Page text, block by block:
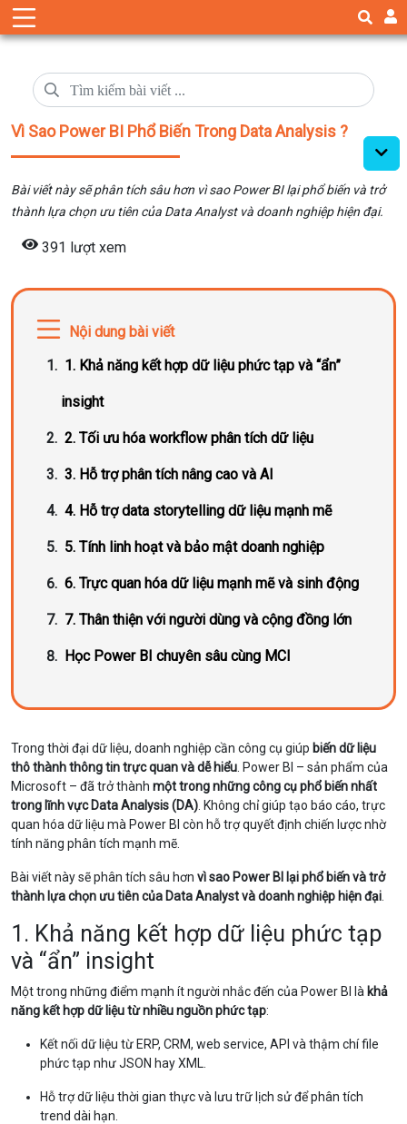
Vì Sao Power BI Phổ Biến Trong Data Analysis ?
Bài viết này sẽ phân tích sâu hơn vì sao Power BI lại phổ biến và trở
thành lựa chọn ưu tiên của Data Analyst và doanh nghiệp hiện đại.
391 lượt xem
Nội dung bài viết
1. Khả năng kết hợp dữ liệu phức tạp và “ẩn”
insight
2. Tối ưu hóa workflow phân tích dữ liệu
3. Hỗ trợ phân tích nâng cao và AI
4. Hỗ trợ data storytelling dữ liệu mạnh mẽ
5. Tính linh hoạt và bảo mật doanh nghiệp
6. Trực quan hóa dữ liệu mạnh mẽ và sinh động
7. Thân thiện với người dùng và cộng đồng lớn
Học Power BI chuyên sâu cùng MCI
Trong thời đại dữ liệu, doanh nghiệp cần công cụ giúp biến dữ liệu
thô thành thông tin trực quan và dễ hiểu . Power BI – sản phẩm của
Microsoft – đã trở thành một trong những công cụ phổ biến nhất
trong lĩnh vực Data Analysis (DA) . Không chỉ giúp tạo báo cáo, trực
quan hóa dữ liệu mà Power BI còn hỗ trợ quyết định chiến lược nhờ
tính năng phân tích mạnh mẽ.
Bài viết này sẽ phân tích sâu hơn vì sao Power BI lại phổ biến và trở
thành lựa chọn ưu tiên của Data Analyst và doanh nghiệp hiện đại
1. Khả năng kết hợp dữ liệu phức tạp
và “ẩn” insight
Một trong những điểm mạnh ít người nhắc đến của Power BI là khả
năng kết hợp dữ liệu từ nhiều nguồn phức tạp:
Kết nối dữ liệu từ ERP, CRM, web service, API và thậm chí file
phức tạp như JSON hay XML.
Hỗ trợ dữ liệu thời gian thực và lưu trữ lịch sử để phân tích
trend dài hạn.